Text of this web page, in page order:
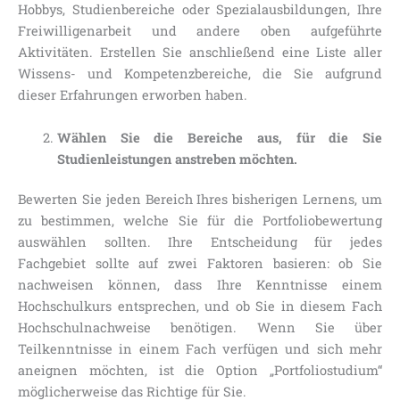
Hobbys, Studienbereiche oder Spezialausbildungen, Ihre
Freiwilligenarbeit und andere oben aufgeführte
Aktivitäten. Erstellen Sie anschließend eine Liste aller
Wissens- und Kompetenzbereiche, die Sie aufgrund
dieser Erfahrungen erworben haben.
Wählen Sie die Bereiche aus, für die Sie
Studienleistungen anstreben möchten.
Bewerten Sie jeden Bereich Ihres bisherigen Lernens, um
zu bestimmen, welche Sie für die Portfoliobewertung
auswählen sollten. Ihre Entscheidung für jedes
Fachgebiet sollte auf zwei Faktoren basieren: ob Sie
nachweisen können, dass Ihre Kenntnisse einem
Hochschulkurs entsprechen, und ob Sie in diesem Fach
Hochschulnachweise benötigen. Wenn Sie über
Teilkenntnisse in einem Fach verfügen und sich mehr
aneignen möchten, ist die Option „Portfoliostudium“
möglicherweise das Richtige für Sie.